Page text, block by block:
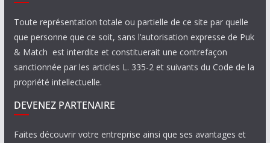
Toute représentation totale ou partielle de ce site par quelle
que personne que ce soit, sans l’autorisation expresse de Puk
& Match est interdite et constituerait une contrefaçon
sanctionnée par les articles L. 335-2 et suivants du Code de la
propriété intellectuelle.
DEVENEZ PARTENAIRE
Faites découvrir votre entreprise ainsi que ses avantages et